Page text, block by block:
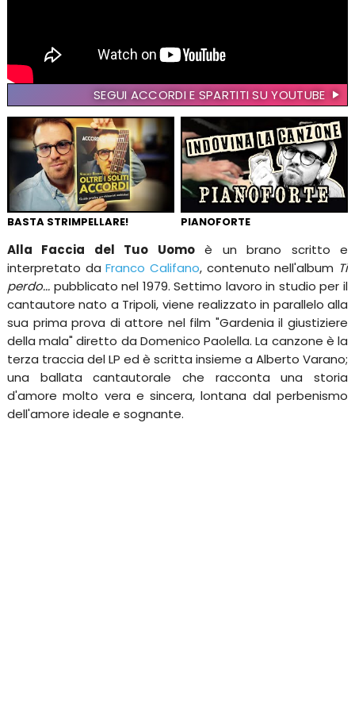
SEGUI ACCORDI E SPARTITI SU YOUTUBE
BASTA STRIMPELLARE! PIANOFORTE
Alla Faccia del Tuo Uomoè un brano scritto e
interpretato daFranco Califano, contenuto nell'album Ti
perdo...pubblicato nel 1979. Settimo lavoro in studio per il
cantautore nato a Tripoli, viene realizzato in parallelo alla
sua prima prova di attore nel film "Gardenia il giustiziere
della mala" diretto da Domenico Paolella. La canzone è la
terza traccia del LP ed è scritta insieme a Alberto Varano;
una ballata cantautorale che racconta una storia
d'amore molto vera e sincera, lontana dal perbenismo
dell'amore ideale e sognante.